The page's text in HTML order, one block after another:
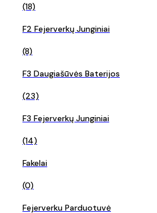
(18)
F2 Fejerverkų Junginiai
(8)
F3 Daugiašūvės Baterijos
(23)
F3 Fejerverkų Junginiai
(14)
Fakelai
(0)
Fejerverku Parduotuvė